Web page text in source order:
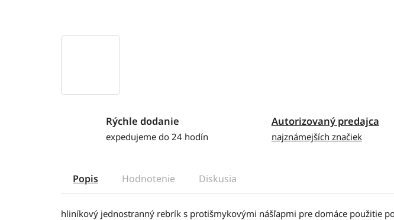
Rýchle dodanie
expedujeme do 24 hodín
Autorizovaný predajca
najznámejších značiek
Popis Hodnotenie Diskusia
hliníkový jednostranný rebrík s protišmykovými nášľapmi pre domáce použitie